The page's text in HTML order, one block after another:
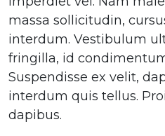
massa sollicitudin,
interdum. Vestibulum
fringilla, id
Suspendisse ex velit,
interdum quis tellus.
dapibus.